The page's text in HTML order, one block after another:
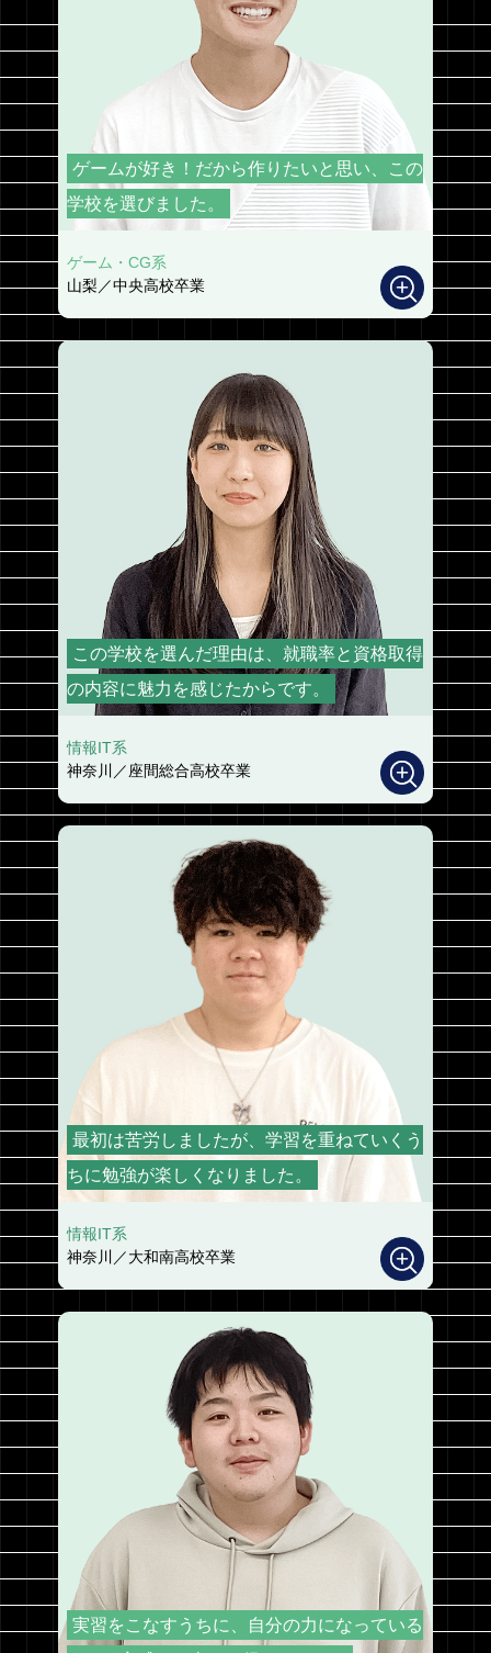
ゲームが好き！だから作りたいと思い、この
学校を選びました。
ゲーム・CG系
山梨／中央高校卒業
この学校を選んだ理由は、就職率と資格取得
の内容に魅力を感じたからです。
情報IT系
神奈川／座間総合高校卒業
最初は苦労しましたが、学習を重ねていくう
ちに勉強が楽しくなりました。
情報IT系
神奈川／大和南高校卒業
実習をこなすうちに、自分の力になっている